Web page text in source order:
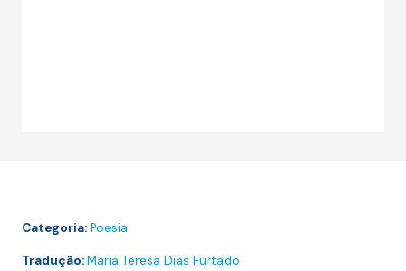
Categoria:Poesia
Tradução:Maria Teresa Dias Furtado